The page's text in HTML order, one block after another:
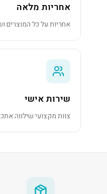
אחריות מלאה
אחריות על כל המוצרים
שירות אישי
צוות מקצועי שילווה